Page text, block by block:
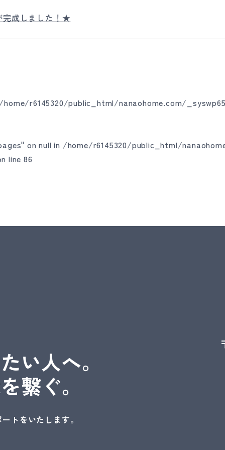
完成しました！★
/home/r6145320/public_html/nanaohome.com/
on null in /home/r6145320/public_html/
line86
い人へ。
繋ぐ。
トをいたします。